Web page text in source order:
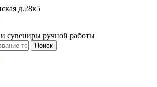
д.28к5
сувениры ручной работы
Поиск